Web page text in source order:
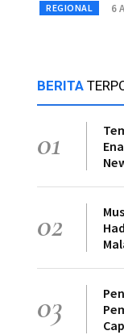
REGIONAL 6
BERITA
01
02
03